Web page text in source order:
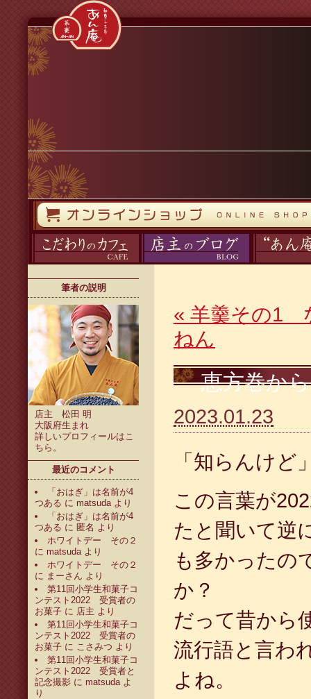
筆者の説明
店主 松田 明
大阪府生まれ
詳しいプロフィールはこ
ちら 。
最近のコメント
「おはぎ」は名前が4
つある に matsudaより
「おはぎ」は名前が4
つある に 匿名 より
ホワイトデー その２
に matsudaより
ホワイトデー その２
に まーさん より
第11回小学生和菓子コ
ンテスト2022 受賞者の
お菓子 に 店主 より
第11回小学生和菓子コ
ンテスト2022 受賞者の
お菓子 に こさみつ より
第11回小学生和菓子コ
ンテスト2022 受賞者と
記念撮影 に matsudaよ
り
« 羊羹その1
ねん
恵方巻か
2023.01.23
「知らんけど
この言葉が
たと聞いて逆
も多かったの
か？
だって昔から
流行語と言わ
よね。